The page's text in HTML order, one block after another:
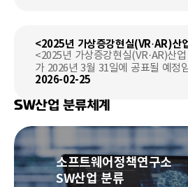
<2025년 가상증강현실(VR·AR)산
가 2026년 3월 31일에 공표될 예정
2026-02-25
SW산업 분류체계
소프트웨어정책연구소
SW산업 분류